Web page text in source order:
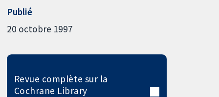
Publié
20 octobre 1997
Revue complète sur la
Cochrane Library